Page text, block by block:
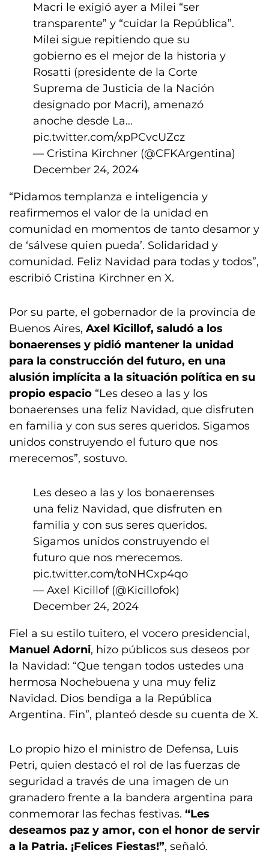
Macri le exigió ayer a Milei “ser
transparente” y “cuidar la República”.
Milei sigue repitiendo que su
gobierno es el mejor de la historia y
Rosatti (presidente de la Corte
Suprema de Justicia de la Nación
designado por Macri), amenazó
anoche desde La…
pic.twitter.com/xpPCvcUZcz
— Cristina Kirchner (@CFKArgentina)
December 24, 2024
“Pidamos templanza e inteligencia y
reafirmemos el valor de la unidad en
comunidad en momentos de tanto desamor y
de ‘sálvese quien pueda’. Solidaridad y
comunidad. Feliz Navidad para todas y todos”,
escribió Cristina Kirchner en X.
Por su parte, el gobernador de la provincia de
Buenos Aires, Axel Kicillof, saludó a los
bonaerenses y pidió mantener la unidad
para la construcción del futuro, en una
alusión implícita a la situación política en su
propio espacio “Les deseo a las y los
bonaerenses una feliz Navidad, que disfruten
en familia y con sus seres queridos. Sigamos
unidos construyendo el futuro que nos
merecemos”, sostuvo.
Les deseo a las y los bonaerenses
una feliz Navidad, que disfruten en
familia y con sus seres queridos.
Sigamos unidos construyendo el
futuro que nos merecemos.
pic.twitter.com/toNHCxp4qo
— Axel Kicillof (@Kicillofok)
December 24, 2024
Fiel a su estilo tuitero, el vocero presidencial,
Manuel Adorni, hizo públicos sus deseos por
la Navidad: “Que tengan todos ustedes una
hermosa Nochebuena y una muy feliz
Navidad. Dios bendiga a la República
Argentina. Fin”, planteó desde su cuenta de X.
Lo propio hizo el ministro de Defensa, Luis
Petri, quien destacó el rol de las fuerzas de
seguridad a través de una imagen de un
granadero frente a la bandera argentina para
conmemorar las fechas festivas. “Les
deseamos paz y amor, con el honor de servir
a la Patria. ¡Felices Fiestas!”, señaló.